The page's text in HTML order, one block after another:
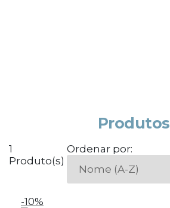
Produtos
1
Produto(s)
Ordenar por:
-10%